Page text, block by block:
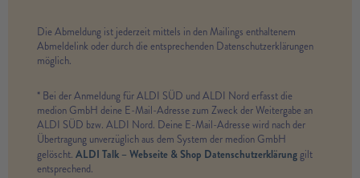
Die Abmeldung ist jederzeit mittels in den Mailings enthaltenem
Abmeldelink oder durch die entsprechenden Datenschutzerklärungen
möglich.
* Bei der Anmeldung für ALDI SÜD und ALDI Nord erfasst die
medion GmbH deine E-Mail-Adresse zum Zweck der Weitergabe an
ALDI SÜD bzw. ALDI Nord. Deine E-Mail-Adresse wird nach der
Übertragung unverzüglich aus dem System der medion GmbH
gelöscht. ALDI Talk – Webseite & Shop Datenschutzerklärunggilt
entsprechend.